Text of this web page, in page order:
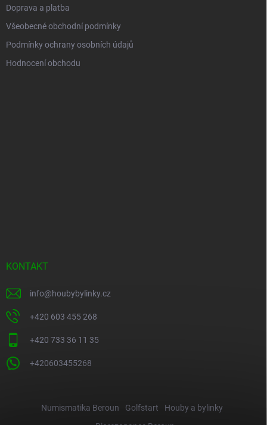
Doprava a platba
Všeobecné obchodní podmínky
Podmínky ochrany osobních údajů
Hodnocení obchodu
KONTAKT
info@houbybylinky.cz
+420 603 455 268
+420 733 36 11 35
+420603455268
Numismatika Beroun Golfstart
Houby a bylinky